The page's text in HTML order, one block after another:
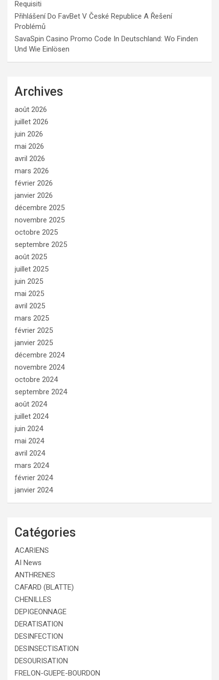
Requisiti
Přihlášení Do FavBet V České Republice A Řešení
Problémů
SavaSpin Casino Promo Code In Deutschland: Wo Finden
Und Wie Einlösen
Archives
août 2026
juillet 2026
juin 2026
mai 2026
avril 2026
mars 2026
février 2026
janvier 2026
décembre 2025
novembre 2025
octobre 2025
septembre 2025
août 2025
juillet 2025
juin 2025
mai 2025
avril 2025
mars 2025
février 2025
janvier 2025
décembre 2024
novembre 2024
octobre 2024
septembre 2024
août 2024
juillet 2024
juin 2024
mai 2024
avril 2024
mars 2024
février 2024
janvier 2024
Catégories
ACARIENS
AI News
ANTHRENES
CAFARD (BLATTE)
CHENILLES
DEPIGEONNAGE
DERATISATION
DESINFECTION
DESINSECTISATION
DESOURISATION
FRELON-GUEPE-BOURDON